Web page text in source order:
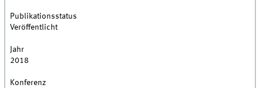
Publikationsstatus
Veröffentlicht
Jahr
2018
Konferenz